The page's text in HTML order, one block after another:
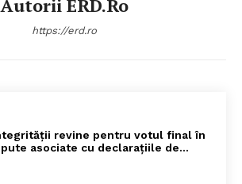
Autorii ERD.ro
https://erd.ro
revine pentru votul final în
asociate cu declarațiile de…